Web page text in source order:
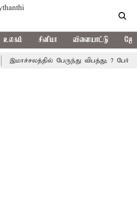
உலகம் சினிமா விளையாட்டு
இமாச்சலத்தில் பேருந்து விபத்து; 7 பேர்